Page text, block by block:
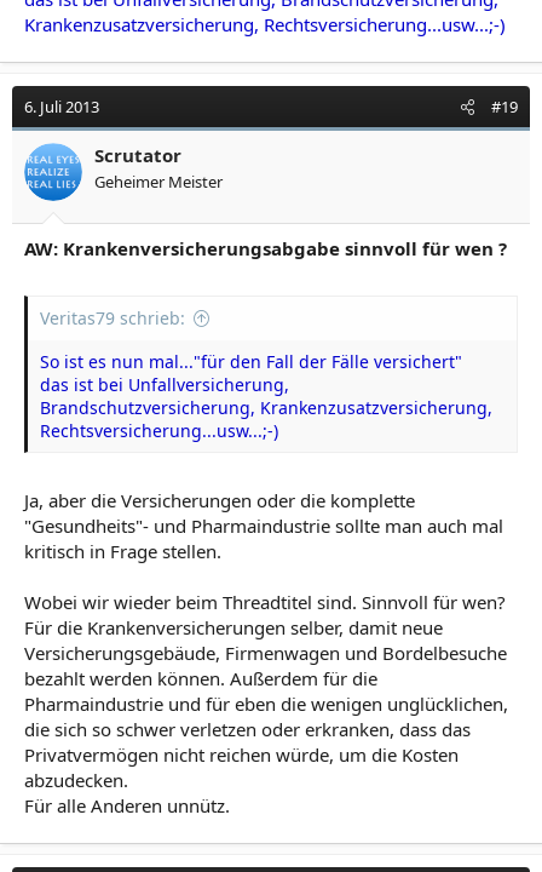
Krankenzusatzversicherung, Rechtsversicherung...usw...;-)
6. Juli 2013 #19
Scrutator
Geheimer Meister
AW: Krankenversicherungsabgabe sinnvoll für wen ?
Veritas79 schrieb:
So ist es nun mal..."für den Fall der Fälle versichert"
das ist bei Unfallversicherung,
Brandschutzversicherung, Krankenzusatzversicherung,
Rechtsversicherung...usw...;-)
Ja, aber die Versicherungen oder die komplette
"Gesundheits"- und Pharmaindustrie sollte man auch mal
kritisch in Frage stellen.
Wobei wir wieder beim Threadtitel sind. Sinnvoll für wen?
Für die Krankenversicherungen selber, damit neue
Versicherungsgebäude, Firmenwagen und Bordelbesuche
bezahlt werden können. Außerdem für die
Pharmaindustrie und für eben die wenigen unglücklichen,
die sich so schwer verletzen oder erkranken, dass das
Privatvermögen nicht reichen würde, um die Kosten
abzudecken.
Für alle Anderen unnütz.